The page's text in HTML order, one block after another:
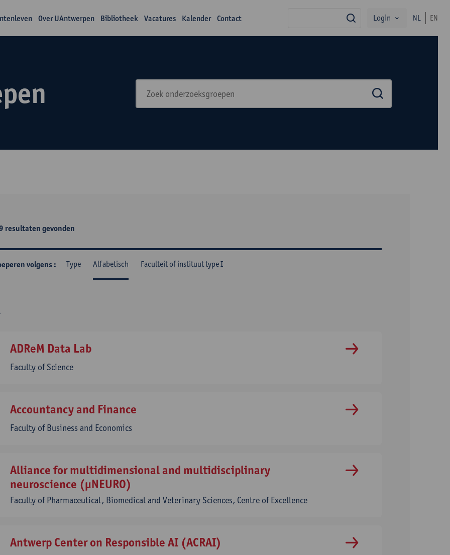
Over UAntwerpen Bibliotheek Vacatures Kalender Contact zoekLogin NL EN
resultaten gevonden
volgens Type Alfabetisch Faculteit of instituut type I
ADReM Data Lab
Faculty of Science
Accountancy and Finance
Faculty of Business and Economics
Alliance for multidimensional and multidisciplinary
neuroscience (µNEURO)
Faculty of Pharmaceutical, Biomedical and Veterinary Sciences, Centre of Excellence
Antwerp Center on Responsible AI (ACRAI)